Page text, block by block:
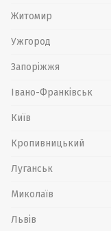
Житомир
Ужгород
Запоріжжя
Івано-Франківськ
Київ
Кропивницький
Луганськ
Миколаїв
Львів